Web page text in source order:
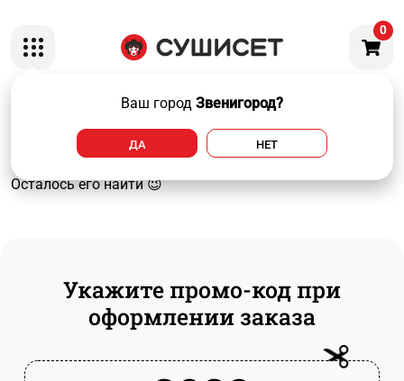
0
Ваш город Звенигород?
ДА НЕТ
🍣УДВОЕНИЕ на Маки роллы🍣
Помни! У каждого маки ролла, есть брат-близнец маки
Осталось его найти 😉
Укажите промо-код при
оформлении заказа